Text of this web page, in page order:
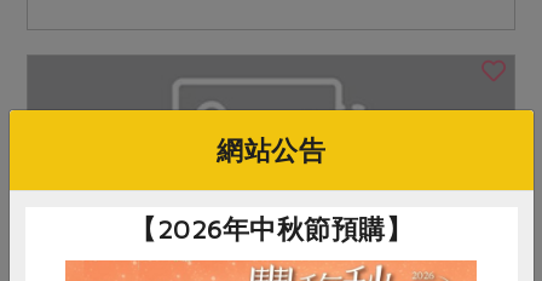
網站公告
【2026年中秋節預購】